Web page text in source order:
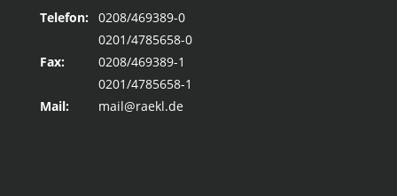
Telefon:
0208/469389-0
0201/4785658-0
Fax:
0208/469389-1
0201/4785658-1
Mail:
mail@raekl.de